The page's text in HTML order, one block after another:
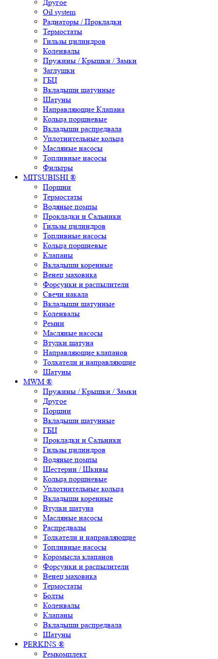
Другое
Oil system
Радиаторы / Прокладки
Термостаты
Гильзы цилиндров
Коленвалы
Пружины / Крышки / Замки
Заглушки
ГБЦ
Вкладыши шатунные
Шатуны
Направляющие Клапана
Кольца поршневые
Вкладыши распредвала
Уплотнительные кольца
Масляные насосы
Топливные насосы
Фильтры
MITSUBISHI ®
Поршни
Термостаты
Водяные помпы
Прокладки и Сальники
Гильзы цилиндров
Топливные насосы
Кольца поршневые
Клапаны
Вкладыши коренные
Венец маховика
Форсунки и распылители
Свечи накала
Вкладыши шатунные
Коленвалы
Ремни
Масляные насосы
Втулки шатуна
Направляющие клапанов
Толкатели и направляющие
Шатуны
MWM ®
Пружины / Крышки / Замки
Другое
Поршни
Вкладыши шатунные
ГБЦ
Прокладки и Сальники
Гильзы цилиндров
Водяные помпы
Шестерни / Шкивы
Кольца поршневые
Уплотнительные кольца
Вкладыши коренные
Втулки шатуна
Масляные насосы
Распредвалы
Толкатели и направляющие
Топливные насосы
Коромысла клапанов
Форсунки и распылители
Венец маховика
Термостаты
Болты
Коленвалы
Клапаны
Вкладыши распредвала
Шатуны
PERKINS ®
Ремкомплект